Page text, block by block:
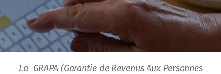
La GRAPA (Garantie de Revenus Aux Personnes